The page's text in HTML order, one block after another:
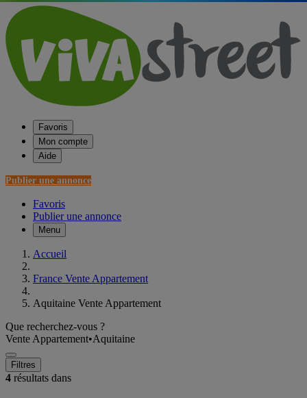
Favoris
Mon compte
Aide
Publier une annonce
Favoris
Publier une annonce
Menu
Accueil
France Vente Appartement
Aquitaine Vente Appartement
Que recherchez-vous ?
Vente Appartement•Aquitaine
Filtres
4 résultats dans